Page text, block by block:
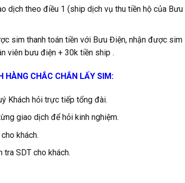
dịch theo điều 1 (ship dịch vụ thu tiền hộ của Bưu
sim thanh toán tiền với Bưu Điện, nhận được sim
viên bưu điện + 30k tiền ship .
HÀNG CHẮC CHẮN LẤY SIM:
Khách hỏi trực tiếp tổng đài.
giao dịch để hỏi kinh nghiệm.
khách.
tra SDT cho khách.